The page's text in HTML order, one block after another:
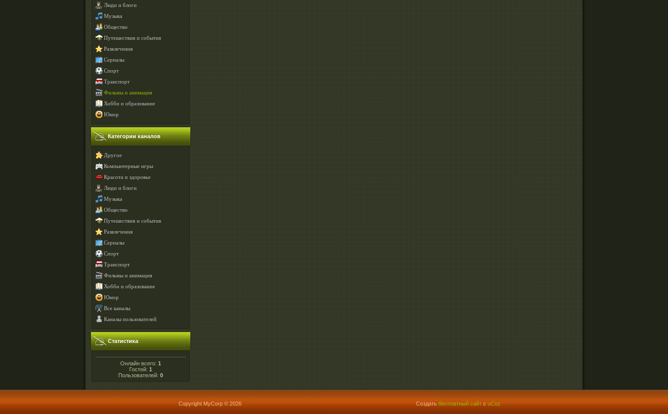
Люди и блоги
Музыка
Общество
Путешествия и события
Развлечения
Сериалы
Спорт
Транспорт
Фильмы и анимация
Хобби и образование
Юмор
Категории каналов
Другое
Компьютерные игры
Красота и здоровье
Люди и блоги
Музыка
Общество
Путешествия и события
Развлечения
Сериалы
Спорт
Транспорт
Фильмы и анимация
Хобби и образование
Юмор
Все каналы
Каналы пользователей
Статистика
Онлайн всего: 1
Гостей: 1
Пользователей: 0
Copyright MyCorp © 2026 Создать бесплатный сайт с uCoz